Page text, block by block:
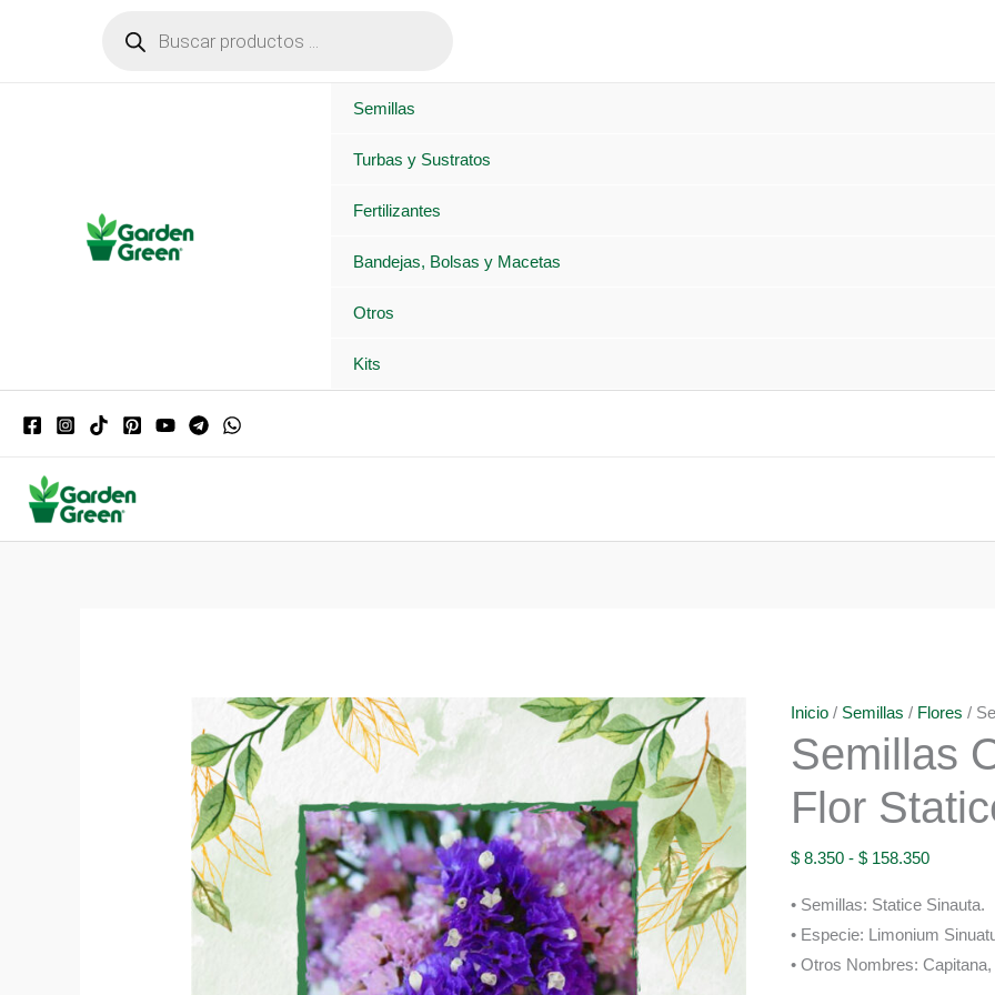
productos
Semillas
Turbas y Sustratos
Fertilizantes
Bandejas, Bolsas y Macetas
Otros
Kits
Inicio / Semillas / Flores /
Semillas
Flor
$ 8.350 - $ 158.350Rango
precios:
desde
$ 8.350
• Semillas: Statice Sinauta.
• Especie: Limonium
• Otros Nombres: